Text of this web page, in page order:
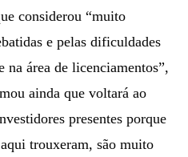
considerou “muito
e pelas dificuldades
na área de licenciamentos”,
ainda que voltará ao
presentes porque
trouxeram, são muito